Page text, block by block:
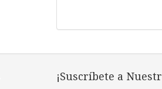
¡Suscríbete a